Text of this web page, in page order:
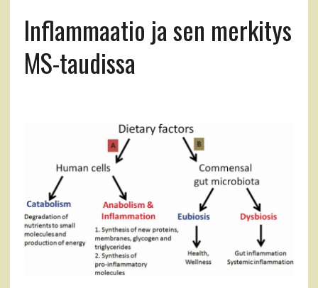
Inflammaatio ja sen merkitys
MS-taudissa